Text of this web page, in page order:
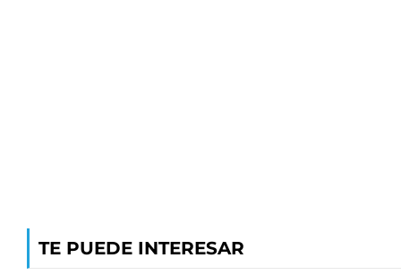
TE PUEDE INTERESAR